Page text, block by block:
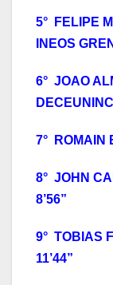
5° FELIPE
INEOS
6° JOAO
7° ROMAIN
8° JOHN
8’56”
9° TOBIAS
11’44”